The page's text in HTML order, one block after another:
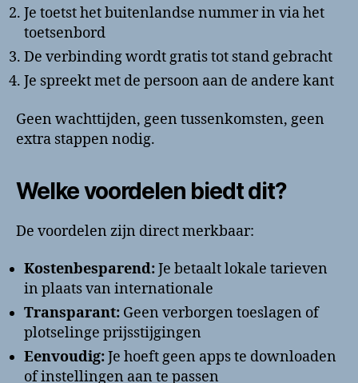
Je toetst het buitenlandse nummer in via het
toetsenbord
De verbinding wordt gratis tot stand gebracht
Je spreekt met de persoon aan de andere kant
Geen wachttijden, geen tussenkomsten, geen
extra stappen nodig.
Welke voordelen biedt dit?
De voordelen zijn direct merkbaar:
Kostenbesparend:Je betaalt lokale tarieven
in plaats van internationale
Transparant: Geen verborgen toeslagen of
plotselinge prijsstijgingen
Eenvoudig:Je hoeft geen apps te downloaden
of instellingen aan te passen